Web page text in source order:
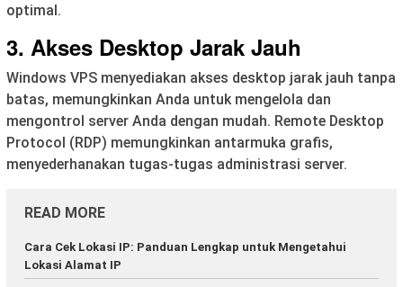
optimal.
3. Akses Desktop Jarak Jauh
Windows VPS menyediakan akses desktop jarak jauh tanpa
batas, memungkinkan Anda untuk mengelola dan
mengontrol server Anda dengan mudah. Remote Desktop
Protocol (RDP) memungkinkan antarmuka grafis,
menyederhanakan tugas-tugas administrasi server.
READ MORE
Cara Cek Lokasi IP: Panduan Lengkap untuk Mengetahui
Lokasi Alamat IP